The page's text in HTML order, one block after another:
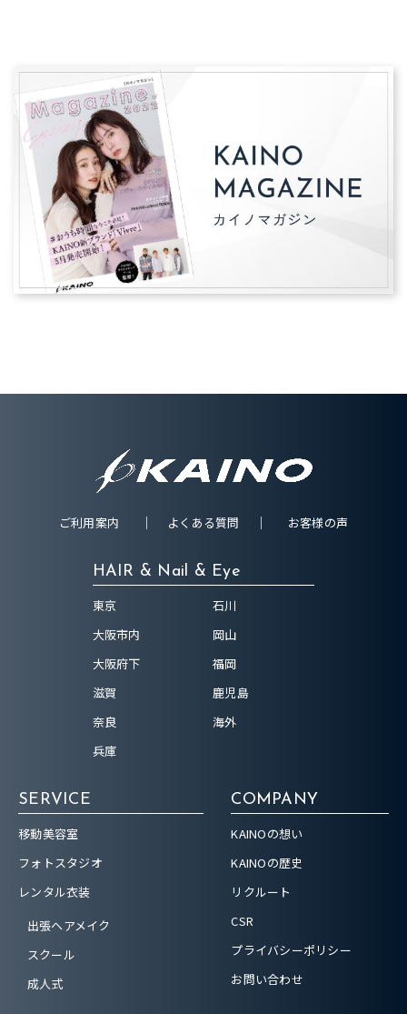
ご利用案内 よくある質問 お客様の声
HAIR & Nail & Eye
東京
大阪市内
大阪府下
滋賀
奈良
兵庫
石川
岡山
福岡
鹿児島
海外
SERVICE
移動美容室
フォトスタジオ
レンタル衣装
出張ヘアメイク
スクール
成人式
COMPANY
KAINOの想い
KAINOの歴史
リクルート
CSR
プライバシーポリシー
お問い合わせ